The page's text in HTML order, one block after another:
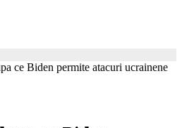
ce Biden permite atacuri ucrainene